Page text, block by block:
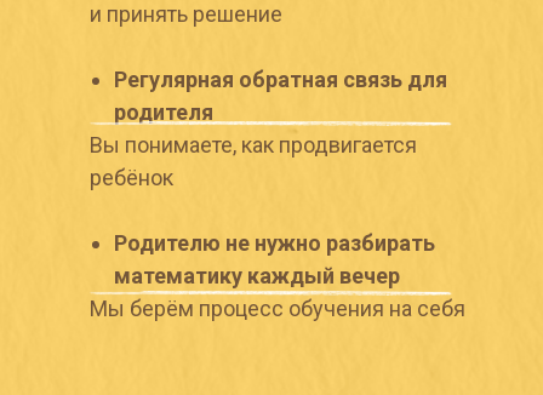
и принять решение
Регулярная обратная связь для
родителя
Вы понимаете, как продвигается
ребёнок
Родителю не нужно разбирать
математику каждый вечер
Мы берём процесс обучения на себя